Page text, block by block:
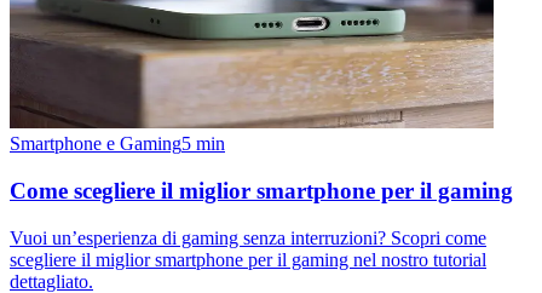
Smartphone e Gaming5 min
Come scegliere il miglior smartphone per il gaming
Vuoi un’esperienza di gaming senza interruzioni? Scopri come
scegliere il miglior smartphone per il gaming nel nostro tutorial
dettagliato.